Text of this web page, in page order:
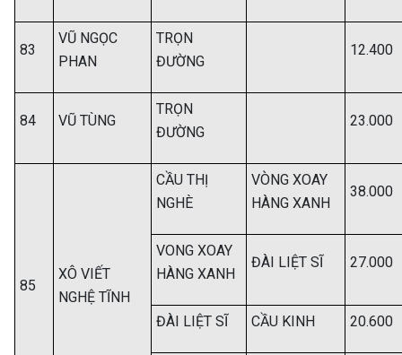
83
VŨ NGỌC
PHAN
TRỌN
ĐƯỜNG
12.400
84 VŨ TÙNG
TRỌN
ĐƯỜNG
23.000
85
XÔ VIẾT
NGHỆ TĨNH
CẦU THỊ
NGHÈ
VÒNG XOAY
HÀNG XANH
38.000
VONG XOAY
HÀNG XANH
ĐÀI LIỆT SĨ 27.000
ĐÀI LIỆT SĨ CẦU KINH 20.600